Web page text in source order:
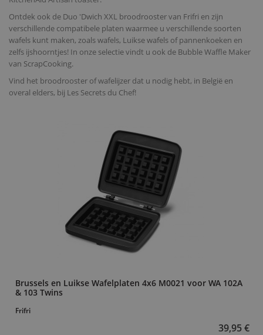
Ontdek ook de Duo 'Dwich XXL broodrooster van Frifri en zijn
verschillende compatibele platen waarmee u verschillende soorten
wafels kunt maken, zoals wafels, Luikse wafels of pannenkoeken en
zelfs ijshoorntjes! In onze selectie vindt u ook de Bubble Waffle Maker
van ScrapCooking.
Vind het broodrooster of wafelijzer dat u nodig hebt, in België en
overal elders, bij Les Secrets du Chef!
Brussels en Luikse Wafelplaten 4x6 M0021 voor WA 102A
& 103 Twins
Frifri
39,95 €